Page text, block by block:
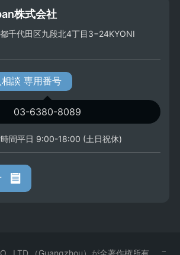
株式会社
千代田区九段北4丁目3−24KYONI
談 専用番号
03-6380-8089
間平日 9:00-18:00 (土日祝休)
LTD.（Guangzhou）が全著作権所有。 こ